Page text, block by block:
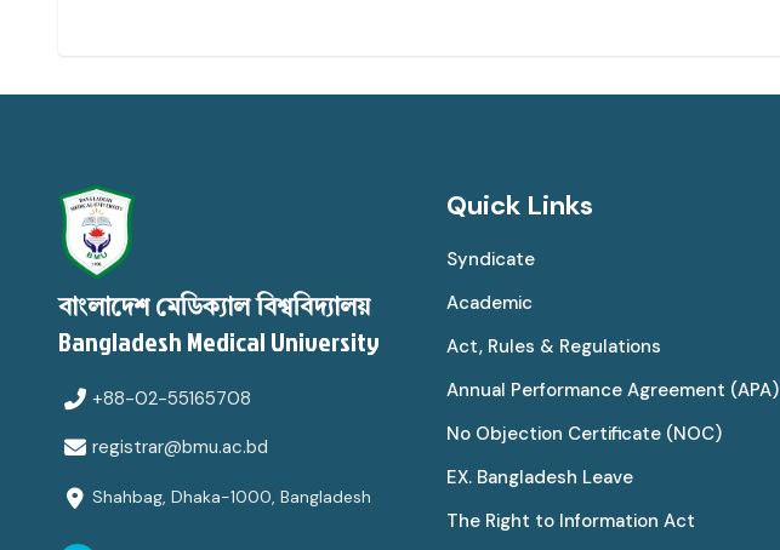
বাংলাদেশ মেডিক্যাল বিশ্ববিদ্যালয়
Bangladesh Medical University
+88-02-55165708
registrar@bmu.ac.bd
Shahbag, Dhaka-1000, Bangladesh
Quick Links
Syndicate
Academic
Act, Rules & Regulations
Annual Performance Agreement (APA)
No Objection Certificate (NOC)
EX. Bangladesh Leave
The Right to Information Act